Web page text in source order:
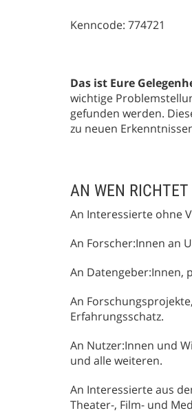
Kenncode: 774721
Das ist Eure
wichtige
gefunden werden.
zu neuen
AN WEN RICHTET
An Interessierte ohne
An Forscher:Innen an
An Datengeber:Innen,
An
Erfahrungsschatz.
An Nutzer:Innen und
und alle weiteren.
An Interessierte aus
Theater-, Film- und